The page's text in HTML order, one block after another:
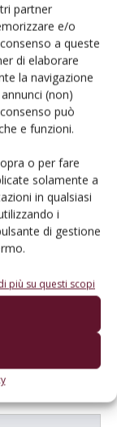
partner
e/o
a queste
di elaborare
la navigazione
(non)
può
e funzioni.
o per fare
solamente a
in qualsiasi
i
di gestione
più su questi scopi
browser per la